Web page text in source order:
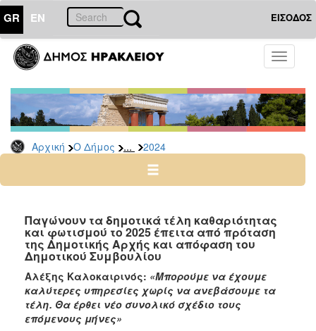
GR EN ΕΙΣΟΔΟΣ
Toggle
Αρχική Ο Δήμος ... 2024
ΔΗΜΟΣ
Δελτία
Τύπου
Αρχείο
2026
2024
2022
2021
2020
2019
2018
Παγώνουν τα δημοτικά τέλη καθαριότητας
και φωτισμού το 2025 έπειτα από πρόταση
της Δημοτικής Αρχής και απόφαση του
Δημοτικού Συμβουλίου
Αλέξης Καλοκαιρινός: «Μπορούμε να έχουμε
καλύτερες υπηρεσίες χωρίς να ανεβάσουμε τα
τέλη. Θα έρθει νέο συνολικό σχέδιο τους
επόμενους μήνες»